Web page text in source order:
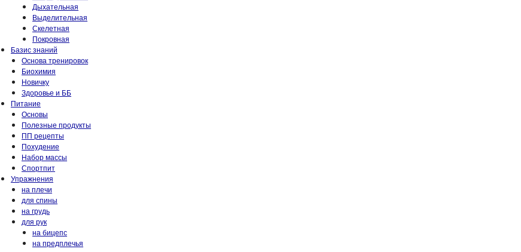
Дыхательная
Выделительная
Скелетная
Покровная
Базис знаний
Основа тренировок
Биохимия
Новичку
Здоровье и ББ
Питание
Основы
Полезные продукты
ПП рецепты
Похудение
Набор массы
Спортпит
Упражнения
на плечи
для спины
на грудь
для рук
на бицепс
на предплечья